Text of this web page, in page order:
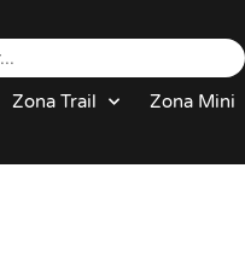
Zona Trail Zona Mini